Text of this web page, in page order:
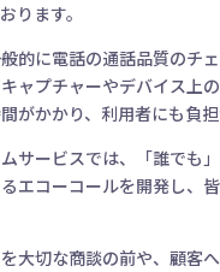
ります。
的に電話の通話品質のチ
ャプチャーやデバイス上
がかかり、利用者にも負担
サービスでは、「誰でも
エコーコールを開発し、
を大切な商談の前や、顧客